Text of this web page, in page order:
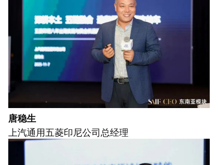
唐稳生
上汽通用五菱印尼公司总经理